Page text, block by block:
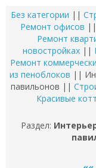
Без категории ||
Ремонт офисов ||
Ремонт
новостройках||
Ремонт
из пеноблоков ||
павильонов ||
Красивые
Раздел: